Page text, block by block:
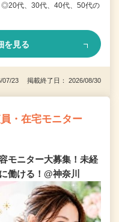
代、30代、40代、50代の
を見る
07/23 掲載終了日： 2026/08/30
・在宅モニター
モニター大募集！未経
働ける！@神奈川